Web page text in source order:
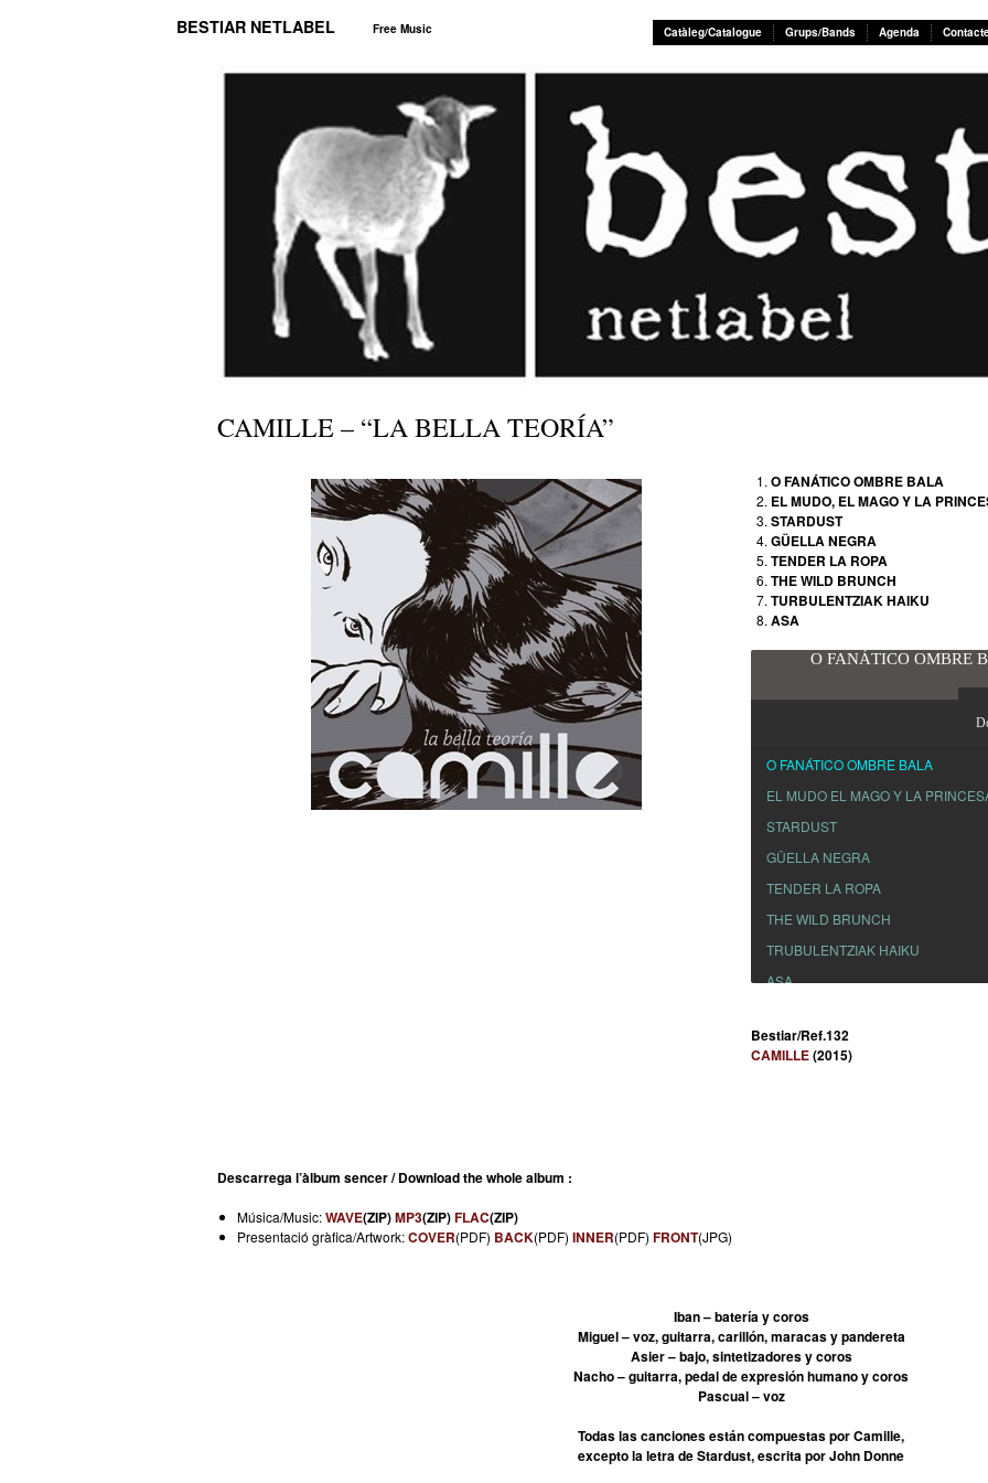
BESTIAR NETLABEL Free Music Catàleg/Catalogue Grups/Bands Agenda
CAMILLE – “LA BELLA TEORÍA”
O FANÁTICO OMBRE BALA
EL MUDO, EL MAGO Y LA
STARDUST
GÜELLA NEGRA
TENDER LA ROPA
THE WILD BRUNCH
TURBULENTZIAK HAIKU
ASA
O FANÁTICO OMBRE
O FANÁTICO OMBRE BALA
EL MUDO EL MAGO Y LA
STARDUST
GÜELLA NEGRA
TENDER LA ROPA
THE WILD BRUNCH
TRUBULENTZIAK HAIKU
ASA
Bestiar/Ref.132
CAMILLE(2015)
Descarrega l’àlbum sencer / Download the whole album :
Música/Music:WAVE(ZIP)MP3(ZIP)FLAC(ZIP)
Presentació gràfica/Artwork:COVER(PDF) BACK(PDF) INNER(PDF) FRONT(JPG)
Iban – batería y coros
Miguel – voz, guitarra, carillón, maracas y pandereta
Asier – bajo, sintetizadores y coros
Nacho – guitarra, pedal de expresión humano y coros
Pascual – voz
Todas las canciones están compuestas por Camille,
excepto la letra de Stardust, escrita por John Donne